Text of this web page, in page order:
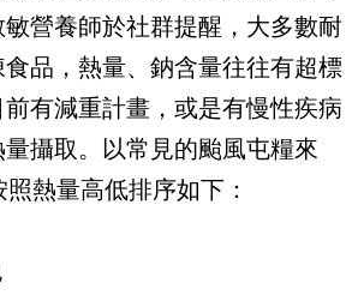
營養師於社群提醒，大多數耐
品，熱量、鈉含量往往有超標
有減重計畫，或是有慢性疾病
量攝取。以常見的颱風屯糧來
熱量高低排序如下：